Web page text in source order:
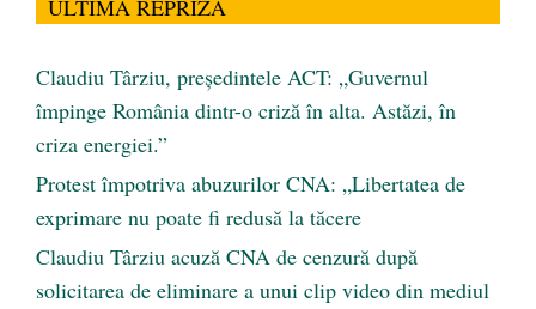
ULTIMA REPRIZĂ
Claudiu Târziu, președintele ACT: „Guvernul
împinge România dintr-o criză în alta. Astăzi, în
criza energiei.”
Protest împotriva abuzurilor CNA: „Libertatea de
exprimare nu poate fi redusă la tăcere
Claudiu Târziu acuză CNA de cenzură după
solicitarea de eliminare a unui clip video din mediul